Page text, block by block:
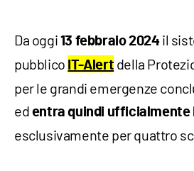
Da oggi 13 febbraio 2024il
pubblico IT-Alert della
per le grandi emergenze
ed entra quindi ufficialmente
esclusivamente per quattro